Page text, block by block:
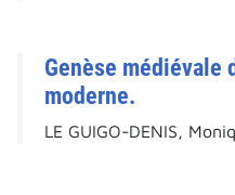
Genèse médiévale
moderne.
LE GUIGO-DENIS,